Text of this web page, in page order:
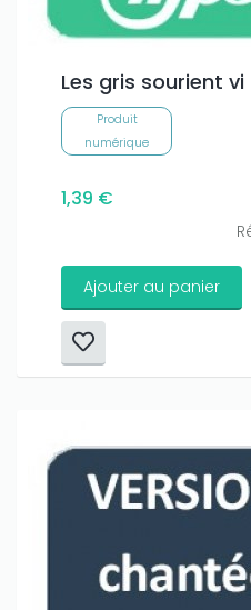
Les gris sourient vi
Produit
numérique
1,39 €
Ajouter au panier